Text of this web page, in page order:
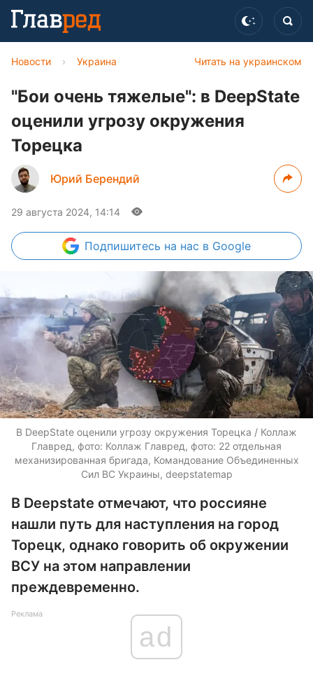
Читать на украинском
Новости › Украина
"Бои очень тяжелые": в DeepState
оценили угрозу окружения
Торецка
Юрий Берендий
29 августа 2024, 14:14
Подпишитесь на нас в Google
В DeepState оценили угрозу окружения Торецка / Коллаж
Главред, фото: Коллаж Главред, фото: 22 отдельная
механизированная бригада, Командование Объединенных
Сил ВС Украины, deepstatemap
В Deepstate отмечают, что россияне
нашли путь для наступления на город
Торецк, однако говорить об окружении
ВСУ на этом направлении
преждевременно.
Реклама
ad